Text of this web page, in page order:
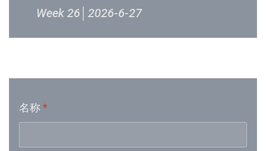
Week 26│2026-6-27
Week 23│2026-6-5
Week 21│2026-5-23
名称 *